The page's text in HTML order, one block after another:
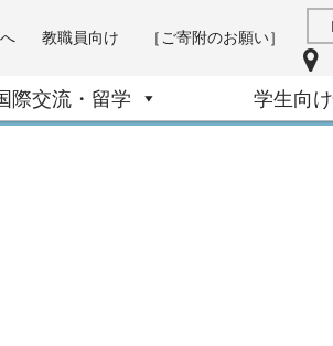
教職員向け ［ご寄附のお願い］
際交流・留学 学生向